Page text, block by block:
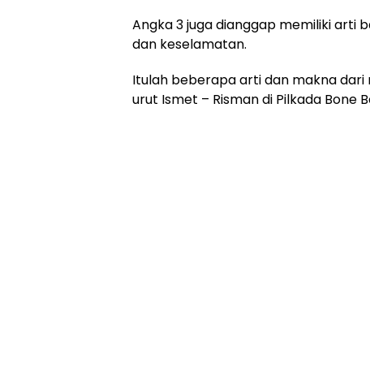
Angka 3 juga dianggap memiliki arti
dan keselamatan.
Itulah beberapa arti dan makna
urut Ismet – Risman di Pilkada Bone